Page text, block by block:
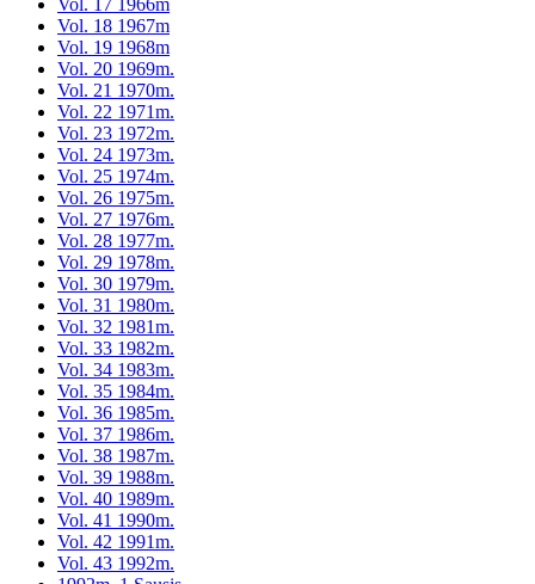
Vol. 17 1966m
Vol. 18 1967m
Vol. 19 1968m
Vol. 20 1969m.
Vol. 21 1970m.
Vol. 22 1971m.
Vol. 23 1972m.
Vol. 24 1973m.
Vol. 25 1974m.
Vol. 26 1975m.
Vol. 27 1976m.
Vol. 28 1977m.
Vol. 29 1978m.
Vol. 30 1979m.
Vol. 31 1980m.
Vol. 32 1981m.
Vol. 33 1982m.
Vol. 34 1983m.
Vol. 35 1984m.
Vol. 36 1985m.
Vol. 37 1986m.
Vol. 38 1987m.
Vol. 39 1988m.
Vol. 40 1989m.
Vol. 41 1990m.
Vol. 42 1991m.
Vol. 43 1992m.